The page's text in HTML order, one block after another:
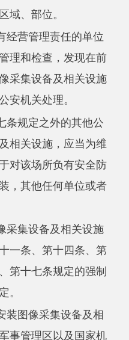
像采集设备及相
管理区以及国家机
统管理单位应当
频系统，开展设
并依法保存、管
统采用的产品、
要求。产品、服
户并向有关主管
管理单位应当
重保护个人隐私和
图像采集设备的